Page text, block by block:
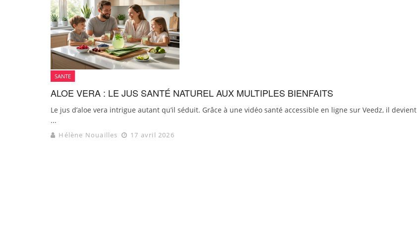
SANTE
ALOE VERA : LE JUS SANTÉ NATUREL AUX MULTIPLES BIENFAITS
Le jus d’aloe vera intrigue autant qu’il séduit. Grâce à une vidéo santé accessible en ligne sur Veedz, il devient
...
Hélène Nouailles 17 avril 2026